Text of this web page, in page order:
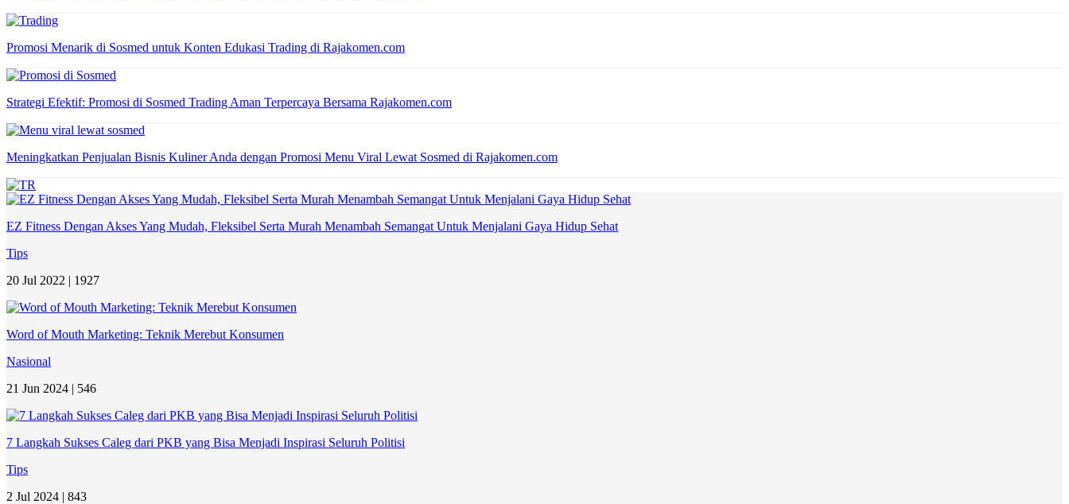
Promosi Menarik di Sosmed untuk Konten Edukasi Trading di Rajakomen.com
Strategi Efektif: Promosi di Sosmed Trading Aman Terpercaya Bersama Rajakomen.com
Meningkatkan Penjualan Bisnis Kuliner Anda dengan Promosi Menu Viral Lewat Sosmed di Rajakomen.com
EZ Fitness Dengan Akses Yang Mudah, Fleksibel Serta Murah Menambah Semangat Untuk Menjalani Gaya Hidup Sehat
Tips
20 Jul 2022 | 1927
Word of Mouth Marketing: Teknik Merebut Konsumen
Nasional
21 Jun 2024 | 546
7 Langkah Sukses Caleg dari PKB yang Bisa Menjadi Inspirasi Seluruh Politisi
Tips
2 Jul 2024 | 843